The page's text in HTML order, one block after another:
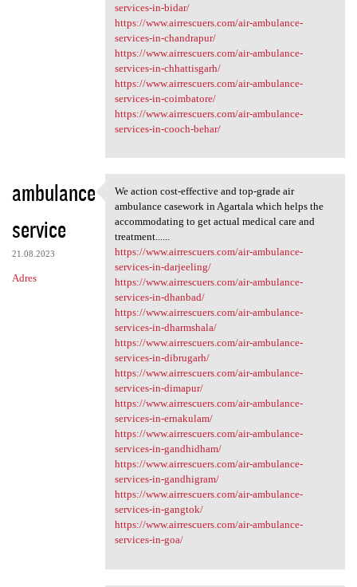
services-in-bidar/
https://www.airrescuers.com/air-ambulance-
services-in-chandrapur/
https://www.airrescuers.com/air-ambulance-
services-in-chhattisgarh/
https://www.airrescuers.com/air-ambulance-
services-in-coimbatore/
https://www.airrescuers.com/air-ambulance-
services-in-cooch-behar/
ambulance
service
21.08.2023
Adres
We action cost-effective and
We action cost-effective and top-grade air
ambulance casework in Agartala which helps the
accommodating to get actual medical care and
treatment......
https://www.airrescuers.com/air-ambulance-
services-in-darjeeling/
https://www.airrescuers.com/air-ambulance-
services-in-dhanbad/
https://www.airrescuers.com/air-ambulance-
services-in-dharmshala/
https://www.airrescuers.com/air-ambulance-
services-in-dibrugarh/
https://www.airrescuers.com/air-ambulance-
services-in-dimapur/
https://www.airrescuers.com/air-ambulance-
services-in-ernakulam/
https://www.airrescuers.com/air-ambulance-
services-in-gandhidham/
https://www.airrescuers.com/air-ambulance-
services-in-gandhigram/
https://www.airrescuers.com/air-ambulance-
services-in-gangtok/
https://www.airrescuers.com/air-ambulance-
services-in-goa/